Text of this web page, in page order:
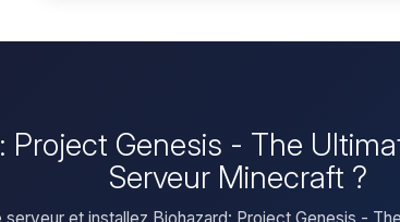
Project Genesis - The
Serveur Minecraft ?